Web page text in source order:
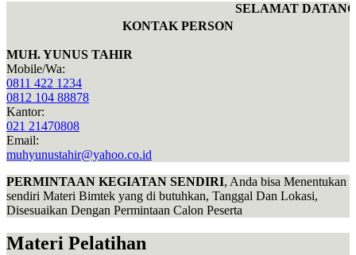
SELAMAT
KONTAK PERSON
MUH. YUNUS TAHIR
Mobile/Wa:
0811 422 1234
0812 104 88878
Kantor:
021 21470808
Email:
muhyunustahir@yahoo.co.id
PERMINTAAN KEGIATAN SENDIRI, Anda bisa Menentukan
sendiri Materi Bimtek yang di butuhkan, Tanggal Dan Lokasi,
Disesuaikan Dengan Permintaan Calon Peserta
Materi Pelatihan